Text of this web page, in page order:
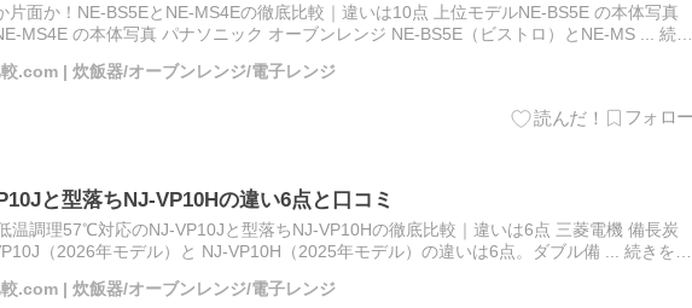
片面か！NE-BS5EとNE-MS4Eの徹底比較｜違いは10点 上位モデルNE-BS5E の本体写真
MS4E の本体写真 パナソニック オーブンレンジ NE-BS5E（ビストロ）とNE-MS ... 続き
較.com | 炊飯器/オーブンレンジ/電子レンジ
と型落ちNJ-VP10Hの違い6点と口コミ
温調理57℃対応のNJ-VP10Jと型落ちNJ-VP10Hの徹底比較｜違いは6点 三菱電機 備長炭
（2026年モデル）と NJ-VP10H（2025年モデル）の違いは6点。ダブル備 ... 続きを読
較.com | 炊飯器/オーブンレンジ/電子レンジ